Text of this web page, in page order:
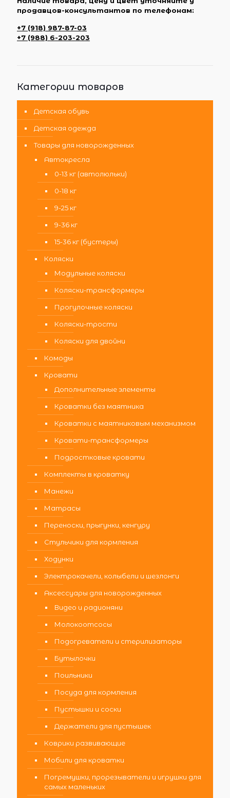
продавцов-консультантов по телефонам:
+7 (918) 987-87-03
+7 (988) 6-203-203
Категории товаров
Детская обувь
Детская одежда
Товары для новорожденных
Автокресла
0-13 кг (автолюльки)
0-18 кг
9-25 кг
9-36 кг
15-36 кг (бустеры)
Коляски
Модульные коляски
Коляски-трансформеры
Прогулочные коляски
Коляски-трости
Коляски для двойни
Комоды
Кровати
Дополнительные элементы
Кроватки без маятника
Кроватки с маятниковым механизмом
Кровати-трансформеры
Подростковые кровати
Комплекты в кроватку
Манежи
Матрасы
Переноски, прыгунки, кенгуру
Стульчики для кормления
Ходунки
Электрокачели, колыбели и шезлонги
Аксессуары для новорожденных
Видео и радионяни
Молокоотсосы
Подогреватели и стерилизаторы
Бутылочки
Поильники
Посуда для кормления
Пустышки и соски
Держатели для пустышек
Коврики развивающие
Мобили для кроватки
Погремушки, прорезыватели и игрушки для
самых маленьких